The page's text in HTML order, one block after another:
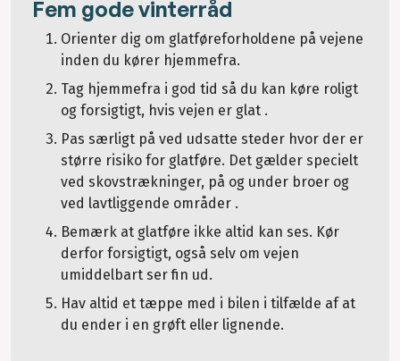
Fem gode vinterråd
Orienter dig om glatføreforholdene på vejene
inden du kører hjemmefra.
Tag hjemmefra i god tid så du kan køre roligt
og forsigtigt, hvis vejen er glat .
Pas særligt på ved udsatte steder hvor der er
større risiko for glatføre. Det gælder specielt
ved skovstrækninger, på og under broer og
ved lavtliggende områder .
Bemærk at glatføre ikke altid kan ses. Kør
derfor forsigtigt, også selv om vejen
umiddelbart ser fin ud.
Hav altid et tæppe med i bilen i tilfælde af at
du ender i en grøft eller lignende.